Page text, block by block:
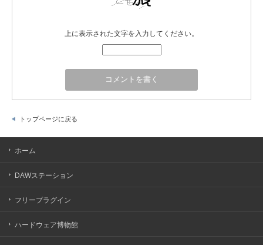
上に表示された文字を入力してください。
トップページに戻る
ホーム
DAWステーション
フリープラグイン
ハードウェア博物館